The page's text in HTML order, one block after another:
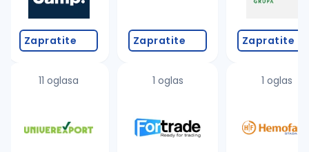
Zapratite
11 oglasa
Zapratite
1 oglas
Zapratite
1 oglas